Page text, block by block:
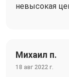
невысокая
Михаил п.
18 авг 2022 г.